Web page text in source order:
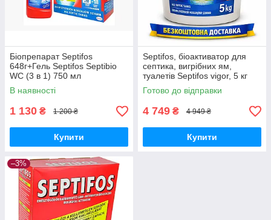
Біопрепарат Septifos
648г+Гель Septifos Septibio
WC (3 в 1) 750 мл
В наявності
1 130 ₴ 1 200 ₴
Купити
Septifos, біоактиватор для
септика, вигрібних ям,
туалетів Septifos vigor, 5 кг
Готово до відправки
4 749 ₴ 4 949 ₴
Купити
–3%